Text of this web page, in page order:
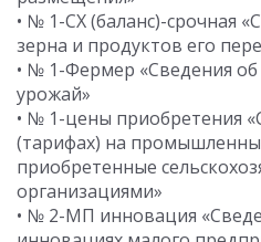
• № 1-СХ (баланс)-срочная
зерна и продуктов его
• № 1-Фермер «Сведения об
урожай»
• № 1-цены приобретения
(тарифах) на
приобретенные
организациями»
• № 2-МП инновация